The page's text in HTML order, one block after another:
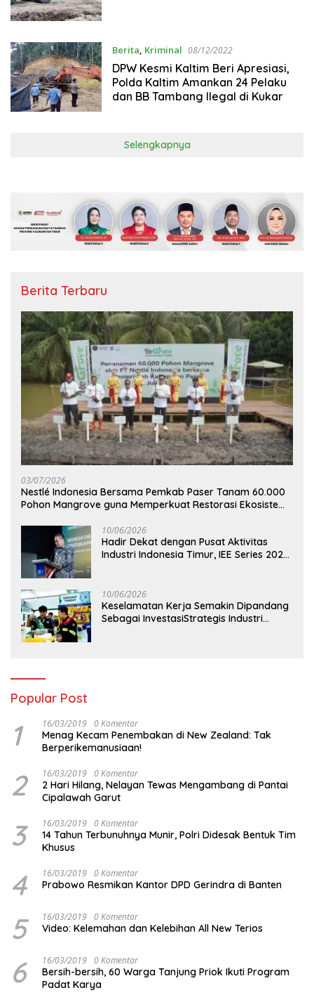
Berita, Kriminal 08/12/2022
DPW Kesmi Kaltim Beri Apresiasi,
Polda Kaltim Amankan 24 Pelaku
dan BB Tambang Ilegal di Kukar
Selengkapnya
Berita Terbaru
03/07/2026
Nestlé Indonesia Bersama Pemkab Paser Tanam 60.000
Pohon Mangrove guna Memperkuat Restorasi Ekosistem
10/06/2026
Hadir Dekat dengan Pusat Aktivitas
Industri Indonesia Timur, IEE Series 2026
10/06/2026
Keselamatan Kerja Semakin Dipandang
Sebagai InvestasiStrategis Industri
Popular Post
1 16/03/2019 0 Komentar
Menag Kecam Penembakan di New Zealand: Tak
Berperikemanusiaan!
2 16/03/2019 0 Komentar
2 Hari Hilang, Nelayan Tewas Mengambang di Pantai
Cipalawah Garut
3 16/03/2019 0 Komentar
14 Tahun Terbunuhnya Munir, Polri Didesak Bentuk Tim
Khusus
4 16/03/2019 0 Komentar
Prabowo Resmikan Kantor DPD Gerindra di Banten
5 16/03/2019 0 Komentar
Video: Kelemahan dan Kelebihan All New Terios
6 16/03/2019 0 Komentar
Bersih-bersih, 60 Warga Tanjung Priok Ikuti Program
Padat Karya